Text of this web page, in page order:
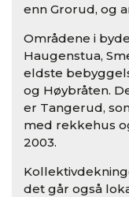
enn Grorud, og
Områdene i
Haugenstua,
eldste
og Høybråten.
er Tangerud,
med rekkehus
2003.
det går også